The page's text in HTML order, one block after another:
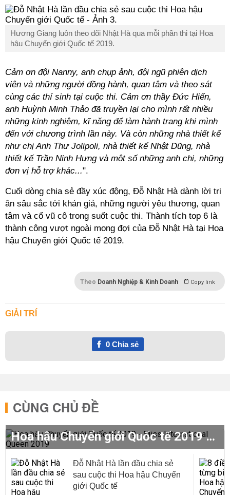
Hương Giang luôn theo dõi Nhật Hà qua mỗi phần thi tại Hoa
hậu Chuyển giới Quốc tế 2019.
Cảm ơn đội Nanny, anh chụp ảnh, đội ngũ phiên dịch
viên và những người đồng hành, quan tâm và theo sát
cùng các thí sinh tại cuộc thi. Cảm ơn thầy Đức Hiển,
anh Huỳnh Minh Thảo đã truyền lại cho mình rất nhiều
những kinh nghiệm, kĩ năng để làm hành trang khi mình
đến với chương trình lần này. Và còn những nhà thiết kế
như chị Anh Thư Jolipoli, nhà thiết kế Nhật Dũng, nhà
thiết kế Trần Ninh Hưng và một số những anh chị, những
đơn vị hỗ trợ khác...".
Cuối dòng chia sẻ đầy xúc động, Đỗ Nhật Hà dành lời tri
ân sâu sắc tới khán giả, những người yêu thương, quan
tâm và cổ vũ cô trong suốt cuộc thi. Thành tích top 6 là
thành công vượt ngoài mong đợi của Đỗ Nhật Hà tại Hoa
hậu Chuyển giới Quốc tế 2019.
Theo Doanh Nghiệp & Kinh Doanh Copy link
GIẢI TRÍ
0Chia sẻ
CÙNG CHỦ ĐỀ
Hoa hậu Chuyển giới Quốc tế 2019 - Miss International Queen 2019
Đỗ Nhật Hà lần đầu chia sẻ
sau cuộc thi Hoa hậu Chuyển
giới Quốc tế